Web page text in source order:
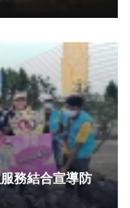
務結合宣導防